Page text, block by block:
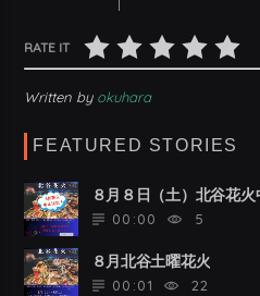
RATE IT
Written by okuhara
FEATURED STORIES
８月８日（土）北谷花
00:00
5
８月北谷土曜花火
00:01
22